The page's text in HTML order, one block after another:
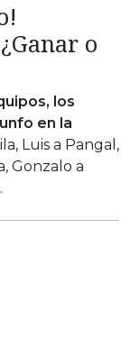
o
los
en la
Luis a Pangal,
Gonzalo a